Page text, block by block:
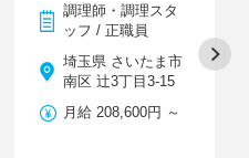
調理師・調理スタ
ッフ / 正職員
埼玉県 さいたま市
南区 辻3丁目3-15
月給 208,600円 ～